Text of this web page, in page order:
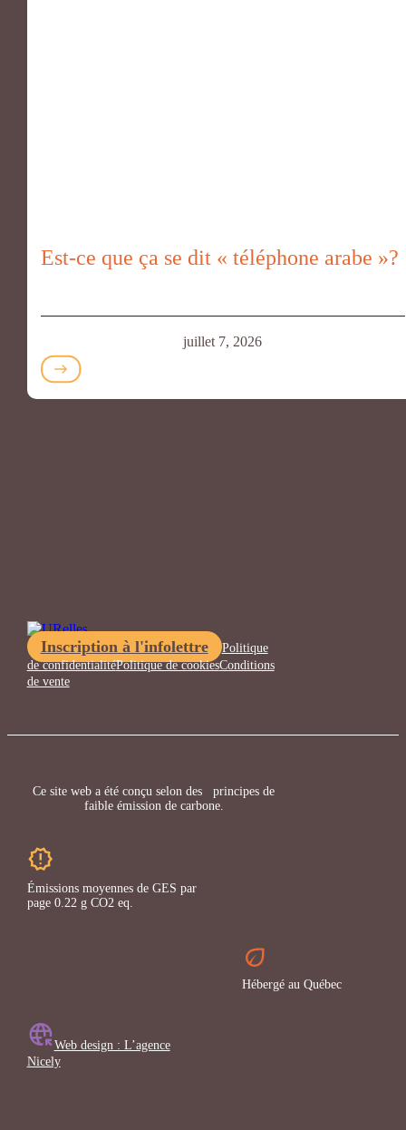
Est-ce que ça se dit « téléphone arabe »?
juillet 7, 2026
Inscription à l'infolettre
Politique
de confidentialitéPolitique de cookiesConditions
de vente
Ce site web a été conçu selon des principes de
faible émission de carbone.
Émissions moyennes de GES par
page 0.22 g CO2 eq.
Hébergé au Québec
Web design : L’agence
Nicely